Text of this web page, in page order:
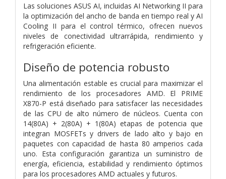
Las soluciones ASUS AI, incluidas AI Networking II para
la optimización del ancho de banda en tiempo real y AI
Cooling II para el control térmico, ofrecen nuevos
niveles de conectividad ultrarrápida, rendimiento y
refrigeración eficiente.
Diseño de potencia robusto
Una alimentación estable es crucial para maximizar el
rendimiento de los procesadores AMD. El PRIME
X870-P está diseñado para satisfacer las necesidades
de las CPU de alto número de núcleos. Cuenta con
14(80A) + 2(80A) + 1(80A) etapas de potencia que
integran MOSFETs y drivers de lado alto y bajo en
paquetes con capacidad de hasta 80 amperios cada
uno. Esta configuración garantiza un suministro de
energía, eficiencia, estabilidad y rendimiento óptimos
para los procesadores AMD actuales y futuros.